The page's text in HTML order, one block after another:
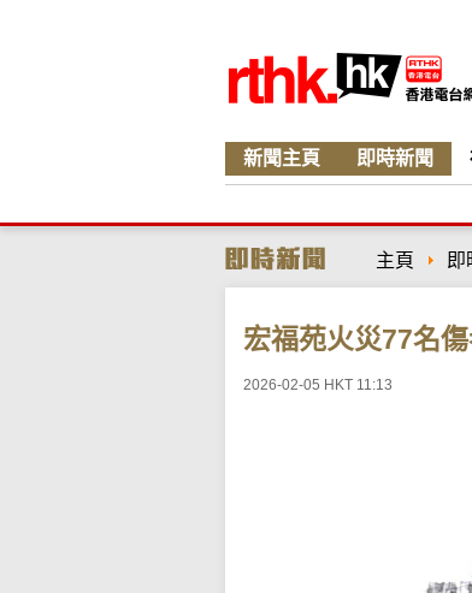
新聞主頁 即時新聞
主頁 即
宏福苑火災77名
2026-02-05 HKT 11:13